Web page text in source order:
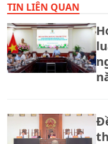
TIN LIÊN QUAN